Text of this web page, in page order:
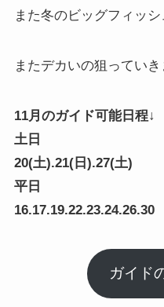
また冬のビッグフィッ
またデカいの狙っていき
11月のガイド可能日程↓
土日
20(土).21(日).27(土)
平日
16.17.19.22.23.24.26.30
ガイド